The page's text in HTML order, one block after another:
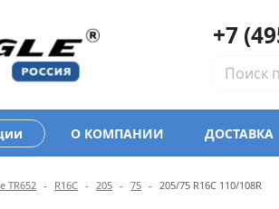
+7
О КОМПАНИИ ДОСТАВКА
модели
TR652 R16C 205 75 205/75 R16C 110/108R